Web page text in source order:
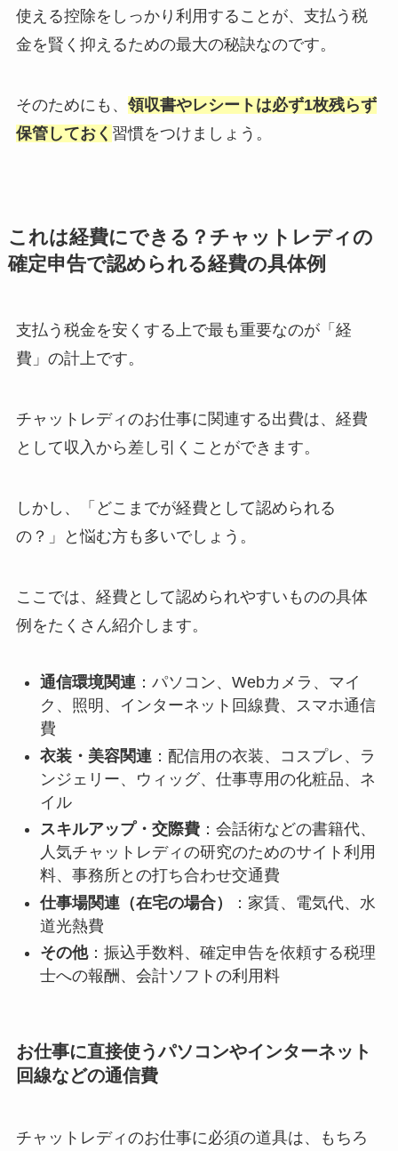
使える控除をしっかり利用することが、支払う税
金を賢く抑えるための最大の秘訣なのです。
そのためにも、 領収書やレシートは必ず1枚残らず
保管しておく 習慣をつけましょう。
これは経費にできる？チャットレディの
確定申告で認められる経費の具体例
支払う税金を安くする上で最も重要なのが「経
費」の計上です。
チャットレディのお仕事に関連する出費は、経費
として収入から差し引くことができます。
しかし、「どこまでが経費として認められる
の？」と悩む方も多いでしょう。
ここでは、経費として認められやすいものの具体
例をたくさん紹介します。
通信環境関連：パソコン、Webカメラ、マイ
ク、照明、インターネット回線費、スマホ通信
費
衣装・美容関連：配信用の衣装、コスプレ、ラ
ンジェリー、ウィッグ、仕事専用の化粧品、ネ
イル
スキルアップ・交際費：会話術などの書籍代、
人気チャットレディの研究のためのサイト利用
料、事務所との打ち合わせ交通費
仕事場関連（在宅の場合）
：家賃、電気代、水
道光熱費
その他：振込手数料、確定申告を依頼する税理
士への報酬、会計ソフトの利用料
お仕事に直接使うパソコンやインターネット
回線などの通信費
チャットレディのお仕事に必須の道具は、もちろ